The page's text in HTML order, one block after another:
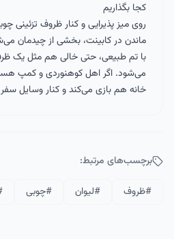
کجا بگذاریم
روی میز پذیرایی و کنار ظروف تزئینی
ماندن در کابینت، بخشی از چیدمان
با تم طبیعی، حتی خالی هم مثل یک
می‌شود. اگر اهل کوهنوردی و کمپ
خانه هم بازی می‌کند و کنار وسایل
برچسب‌های مرتبط:
#ظروف #لیوان #چوبی